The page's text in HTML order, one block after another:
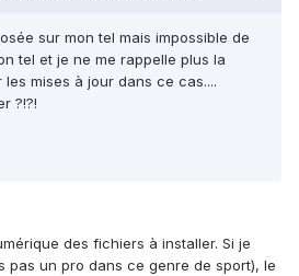
sur mon tel mais impossible de
tel et je ne me rappelle plus la
mises à jour dans ce cas....
?!?!
des fichiers à installer. Si je
pas un pro dans ce genre de sport), le